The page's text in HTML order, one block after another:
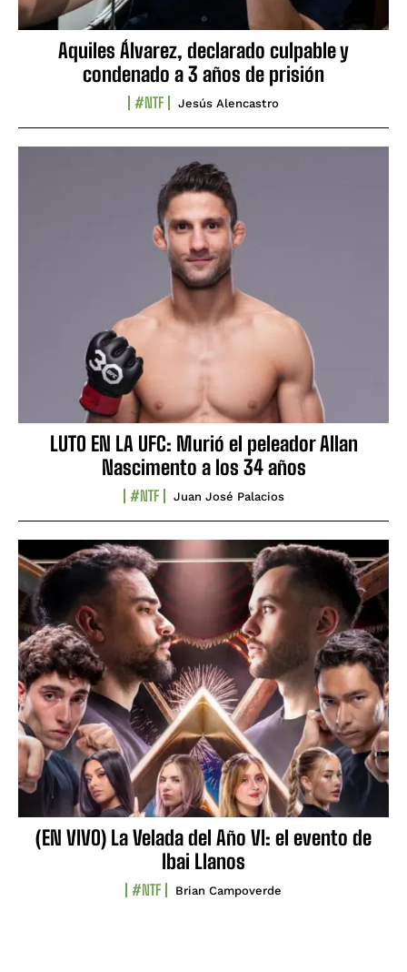
Aquiles Álvarez, declarado culpable y
condenado a 3 años de prisión
#NTF Jesús Alencastro
LUTO EN LA UFC: Murió el peleador Allan
Nascimento a los 34 años
#NTF Juan José Palacios
(EN VIVO) La Velada del Año VI: el evento de
Ibai Llanos
#NTF Brian Campoverde